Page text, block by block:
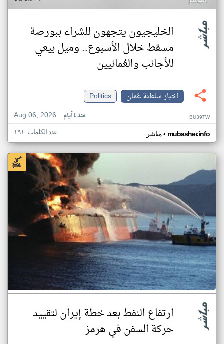
الخليجيون يتجهون للشراء ببورصة
مسقط خلال الأسبوع.. وميل بيعي
للأجانب والعُمانيين
اخبار سلطنة عُمان
Politics
Aug 06, 2026
منذ ٤ أيام BU39TW
مباشر• mubasher.info عدد الكلمات: ١٩١
ارتفاع النفط بعد خطة إيران لتقييد
حركة السفن في هرمز